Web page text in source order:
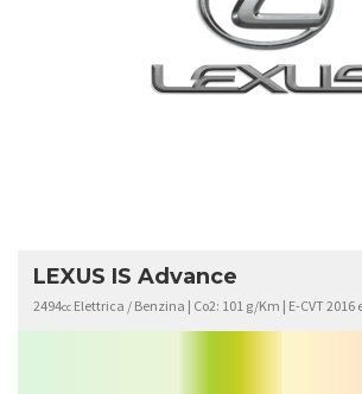
LEXUS IS Advance
2494cc Elettrica / Benzina | Co2: 101 g/Km | E-CVT 2016